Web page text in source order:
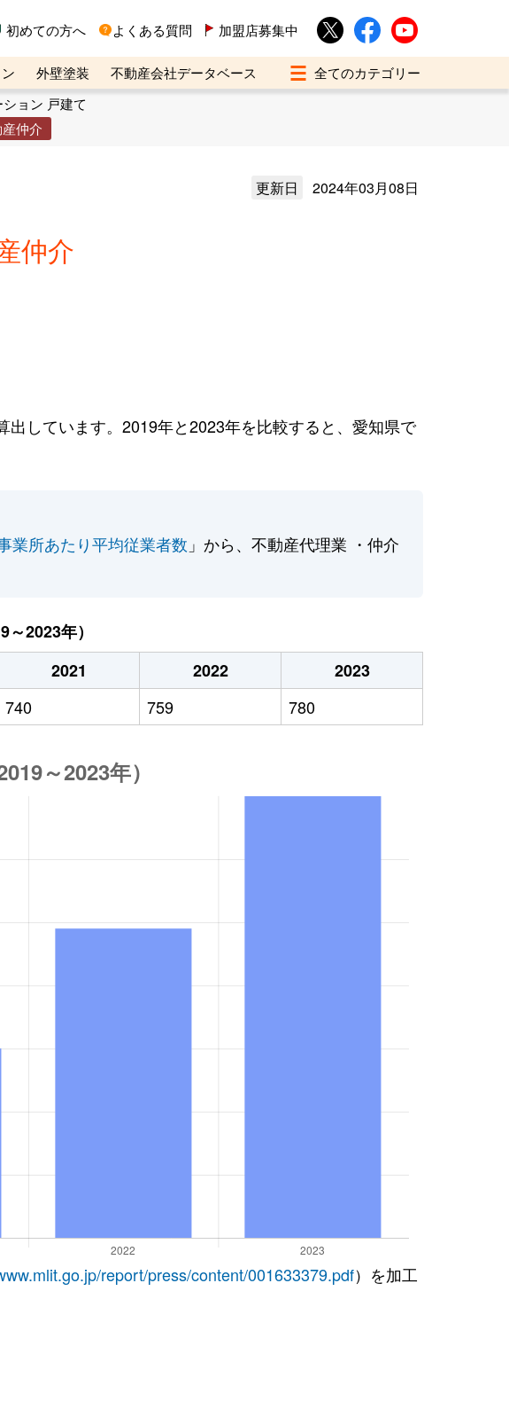
初めての方へ よくある質問 加盟店募集中
外壁塗装
不動産会社データベース
相談デスク
ョン 戸建て
仲介
更新日 2024年03月08日
仲介
しています。2019年と2023年を比較すると、愛知県で
業所あたり平均従業者数 」から、不動産代理業 ・仲介
2023年）
2021 2022
2023
740 759 780
report/press/content/001633379.pdf）を加工